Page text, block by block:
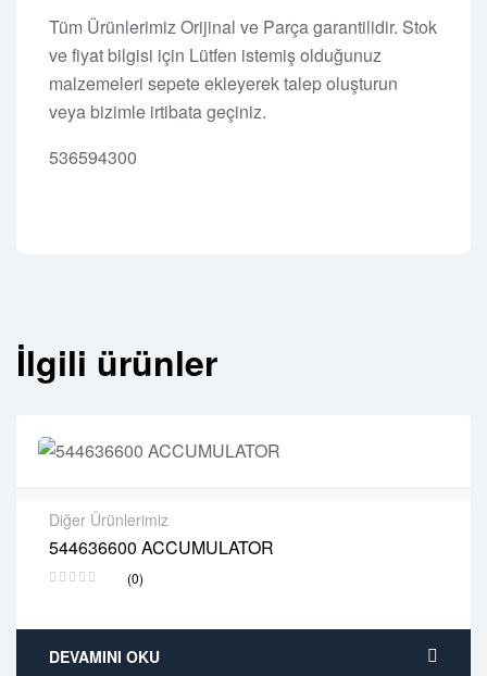
Tüm Ürünlerimiz Orijinal ve Parça garantilidir. Stok
ve fiyat bilgisi için Lütfen istemiş olduğunuz
malzemeleri sepete ekleyerek talep oluşturun
veya bizimle irtibata geçiniz.
536594300
İlgili ürünler
Diğer Ürünlerimiz
544636600 ACCUMULATOR
(0)
2 years warranty
Delivery time: 1-2 business days
DEVAMINI OKU